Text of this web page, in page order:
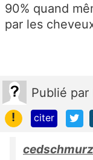
90% quand
par les
Publié par
!
citer